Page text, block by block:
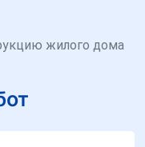
жилого дома